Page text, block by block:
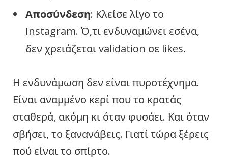
Αποσύνδεση: Κλείσε λίγο το
Instagram. Ό,τι ενδυναμώνει εσένα,
δεν χρειάζεται validation σε likes.
Η ενδυνάμωση δεν είναι πυροτέχνημα.
Είναι αναμμένο κερί που το κρατάς
σταθερά, ακόμη κι όταν φυσάει. Και όταν
σβήσει, το ξανανάβεις. Γιατί τώρα ξέρεις
πού είναι το σπίρτο.